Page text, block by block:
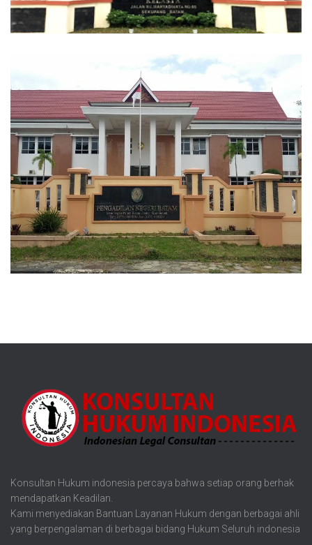
Konsultan Hukum indonesia percaya bahwa setiap orang berhak
mendapatkan Keadilan.
Kami menyediakan Bantuan Layanan Hukum dengan berbagai ahli
yang berpengalaman di berbagai bidang Hukum Seluruh indonesia